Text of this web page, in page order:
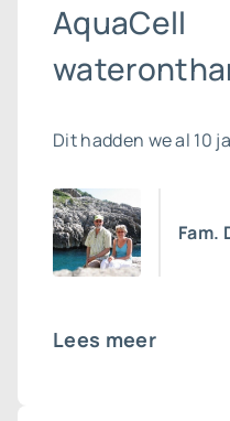
AquaCell
Dit hadden we al 10
Fam.
Lees meer